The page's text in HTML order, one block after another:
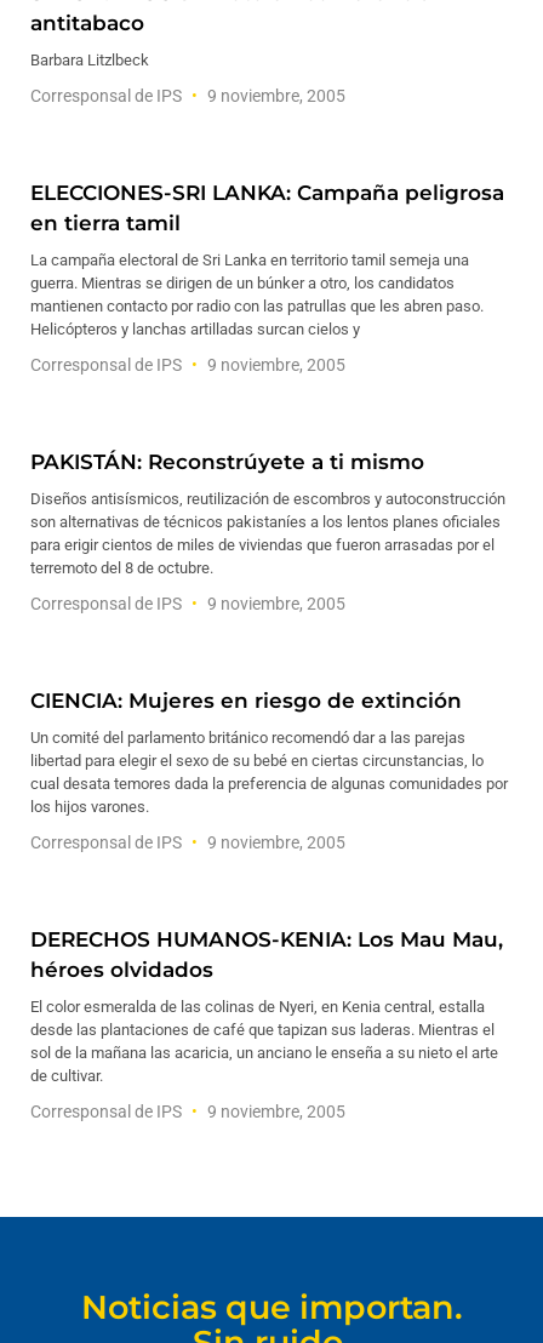
antitabaco
Barbara Litzlbeck
Corresponsal de IPS 9 noviembre, 2005
ELECCIONES-SRI LANKA: Campaña peligrosa
en tierra tamil
La campaña electoral de Sri Lanka en territorio tamil semeja una
guerra. Mientras se dirigen de un búnker a otro, los candidatos
mantienen contacto por radio con las patrullas que les abren paso.
Helicópteros y lanchas artilladas surcan cielos y
Corresponsal de IPS 9 noviembre, 2005
PAKISTÁN: Reconstrúyete a ti mismo
Diseños antisísmicos, reutilización de escombros y autoconstrucción
son alternativas de técnicos pakistaníes a los lentos planes oficiales
para erigir cientos de miles de viviendas que fueron arrasadas por el
terremoto del 8 de octubre.
Corresponsal de IPS 9 noviembre, 2005
CIENCIA: Mujeres en riesgo de extinción
Un comité del parlamento británico recomendó dar a las parejas
libertad para elegir el sexo de su bebé en ciertas circunstancias, lo
cual desata temores dada la preferencia de algunas comunidades por
los hijos varones.
Corresponsal de IPS 9 noviembre, 2005
DERECHOS HUMANOS-KENIA: Los Mau Mau,
héroes olvidados
El color esmeralda de las colinas de Nyeri, en Kenia central, estalla
desde las plantaciones de café que tapizan sus laderas. Mientras el
sol de la mañana las acaricia, un anciano le enseña a su nieto el arte
de cultivar.
Corresponsal de IPS 9 noviembre, 2005
Noticias que importan.